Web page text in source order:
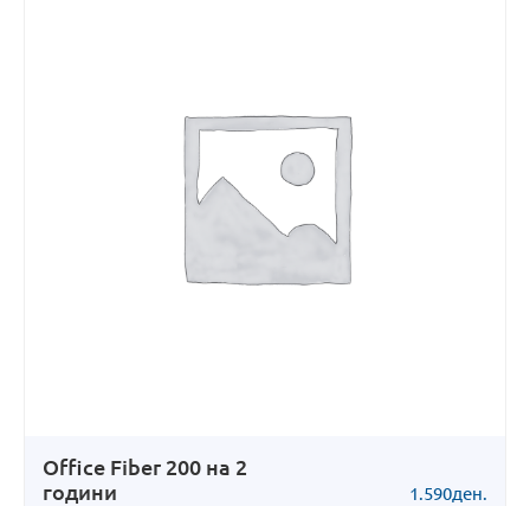
Office Fiber 200 на 2
години
1.590ден.